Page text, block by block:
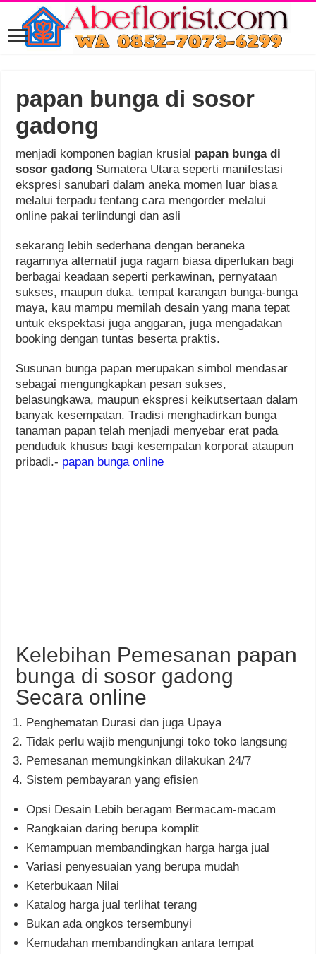
papan bunga di sosor
gadong
menjadi komponen bagian krusial papan bunga di
sosor gadong Sumatera Utara seperti manifestasi
ekspresi sanubari dalam aneka momen luar biasa
melalui terpadu tentang cara mengorder melalui
online pakai terlindungi dan asli
sekarang lebih sederhana dengan beraneka
ragamnya alternatif juga ragam biasa diperlukan bagi
berbagai keadaan seperti perkawinan, pernyataan
sukses, maupun duka. tempat karangan bunga-bunga
maya, kau mampu memilah desain yang mana tepat
untuk ekspektasi juga anggaran, juga mengadakan
booking dengan tuntas beserta praktis.
Susunan bunga papan merupakan simbol mendasar
sebagai mengungkapkan pesan sukses,
belasungkawa, maupun ekspresi keikutsertaan dalam
banyak kesempatan. Tradisi menghadirkan bunga
tanaman papan telah menjadi menyebar erat pada
penduduk khusus bagi kesempatan korporat ataupun
pribadi.- papan bunga online
Kelebihan Pemesanan papan
bunga di sosor gadong
Secara online
Penghematan Durasi dan juga Upaya
Tidak perlu wajib mengunjungi toko toko langsung
Pemesanan memungkinkan dilakukan 24/7
Sistem pembayaran yang efisien
Opsi Desain Lebih beragam Bermacam-macam
Rangkaian daring berupa komplit
Kemampuan membandingkan harga harga jual
Variasi penyesuaian yang berupa mudah
Keterbukaan Nilai
Katalog harga jual terlihat terang
Bukan ada ongkos tersembunyi
Kemudahan membandingkan antara tempat